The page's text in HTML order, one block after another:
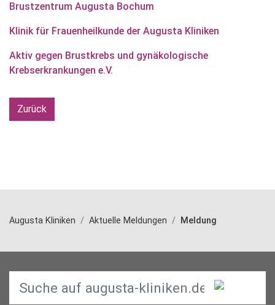
Brustzentrum Augusta Bochum
Klinik für Frauenheilkunde der Augusta Kliniken
Aktiv gegen Brustkrebs und gynäkologische
Krebserkrankungen e.V.
Zurück
Augusta Kliniken Aktuelle Meldungen Meldung